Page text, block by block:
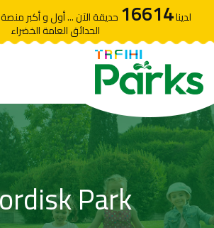
لدينا16614 حديقة الآن ... أول و أكبر
الحدائق العامة الخضراء
Park